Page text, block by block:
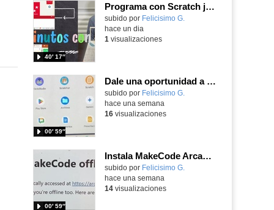
Programa con Scratch juegos con los partidos del mundial 2026 ganados por España
Contenido educativo.
subido por Felicisimo G.
40′ 17″
hace un dia
1 visualizaciones
Dale una oportunidad a los Chromebooks y utiliza un proyector para realizar talleres si no tienes pantallas táctiles
Contenido educativo.
subido por Felicisimo G.
00′ 59″
hace una semana
16visualizaciones
Instala MakeCode Arcade para trabajar offline en tu tablet, ordenador, Chromebook
Contenido educativo.
subido por Felicisimo G.
00′ 59″
hace una semana
14visualizaciones